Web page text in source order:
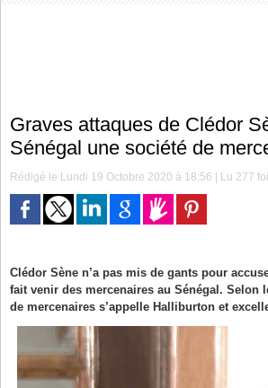
Graves attaques de Clédor
Sénégal une société de
Rédigé le Lundi 19 Octobre 2020 à 18:56 | Lu 277
Clédor Sène n’a pas mis de gants pour
fait venir des mercenaires au Sénégal. Selon
de mercenaires s’appelle Halliburton et